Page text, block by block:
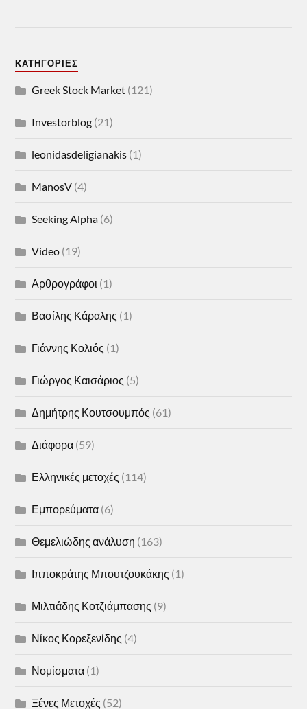
KΑΤΗΓΟΡΊΕΣ
Greek Stock Market (121)
Investorblog (21)
leonidasdeligianakis (1)
ManosV (4)
Seeking Alpha (6)
Video (19)
Αρθρογράφοι (1)
Βασίλης Κάραλης (1)
Γιάννης Κολιός (1)
Γιώργος Καισάριος (5)
Δημήτρης Κουτσουμπός (61)
Διάφορα (59)
Ελληνικές μετοχές (114)
Εμπορεύματα (6)
Θεμελιώδης ανάλυση (163)
Ιπποκράτης Μπουτζουκάκης (1)
Μιλτιάδης Κοτζιάμπασης (9)
Νίκος Κορεξενίδης (4)
Νομίσματα (1)
Ξένες Μετοχές (52)